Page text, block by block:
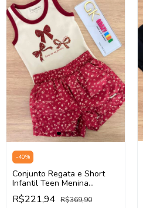
-40%
Conjunto Regata e Short
Infantil Teen Menina
Pituchinhus 30082 (Off
White/Vermelho)
R$221,94 R$369,90